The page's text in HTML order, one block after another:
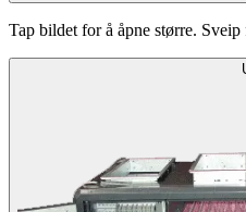
Tap bildet for å åpne større. Sveip